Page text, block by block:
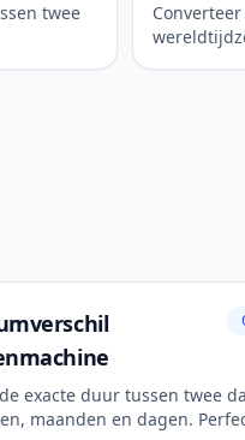
twee
exacte duur tussen twee
maanden en dagen.